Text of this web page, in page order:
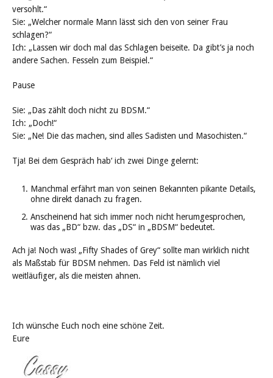
versohlt.“
Sie: „Welcher normale Mann lässt sich den von seiner Frau
schlagen?“
Ich: „Lassen wir doch mal das Schlagen beiseite. Da gibt’s ja noch
andere Sachen. Fesseln zum Beispiel.“
Pause
Sie: „Das zählt doch nicht zu BDSM.“
Ich: „Doch!“
Sie: „Ne! Die das machen, sind alles Sadisten und Masochisten.“
Tja! Bei dem Gespräch hab‘ ich zwei Dinge gelernt:
Manchmal erfährt man von seinen Bekannten pikante Details,
ohne direkt danach zu fragen.
Anscheinend hat sich immer noch nicht herumgesprochen,
was das „BD“ bzw. das „DS“ in „BDSM“ bedeutet.
Ach ja! Noch was! „Fifty Shades of Grey“ sollte man wirklich nicht
als Maßstab für BDSM nehmen. Das Feld ist nämlich viel
weitläufiger, als die meisten ahnen.
Ich wünsche Euch noch eine schöne Zeit.
Eure